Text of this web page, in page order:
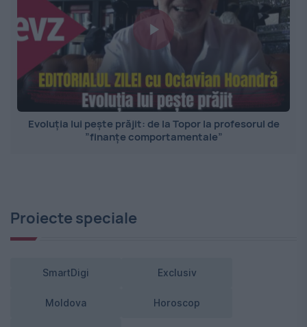
Evoluția lui pește prăjit: de la Topor la profesorul de
”finanțe comportamentale”
Proiecte speciale
SmartDigi Exclusiv
Moldova Horoscop